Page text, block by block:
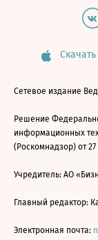
Сетевое издание
Решение
информационных
(Роскомнадзор) от
Учредитель: АО
Главный редактор:
Электронная почта: